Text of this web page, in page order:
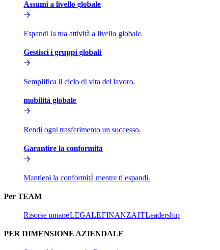
Assumi a livello globale​​
Espandi la tua attività a livello globale.​​
Gestisci i gruppi globali​​
Semplifica il ciclo di vita del lavoro.​​
mobilità globale​​
Rendi ogni trasferimento un successo.​​
Garantire la conformità​​
Mantieni la conformità mentre ti espandi.​​
Per TEAM​​
Risorse umane​​LEGALE​​FINANZA​​IT​​Leadership​​
PER DIMENSIONE AZIENDALE​​